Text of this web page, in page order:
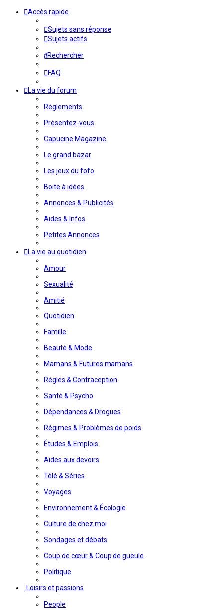
Accès rapide
Sujets sans réponse
Sujets actifs
Rechercher
FAQ
La vie du forum
Règlements
Présentez-vous
Capucine Magazine
Le grand bazar
Les jeux du fofo
Boite à idées
Annonces & Publicités
Aides & Infos
Petites Annonces
La vie au quotidien
Amour
Sexualité
Amitié
Quotidien
Famille
Beauté & Mode
Mamans & Futures mamans
Règles & Contraception
Santé & Psycho
Dépendances & Drogues
Régimes & Problèmes de poids
Études & Emplois
Aides aux devoirs
Télé & Séries
Voyages
Environnement & Écologie
Culture de chez moi
Sondages et débats
Coup de cœur & Coup de gueule
Politique
Loisirs et passions
People